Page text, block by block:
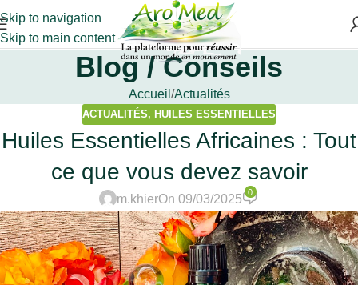
Skip to navigation
Skip to main content
Blog / Conseils
Accueil Actualités
ACTUALITÉS, HUILES ESSENTIELLES
Huiles Essentielles Africaines : Tout
ce que vous devez savoir
m.khierOn 09/03/2025
0